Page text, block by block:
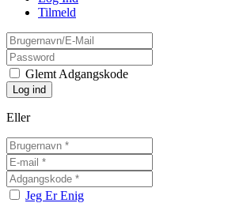
Tilmeld
Glemt Adgangskode
Eller
Jeg Er Enig